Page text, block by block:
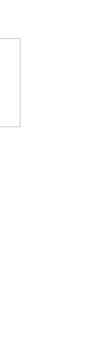
на сайте